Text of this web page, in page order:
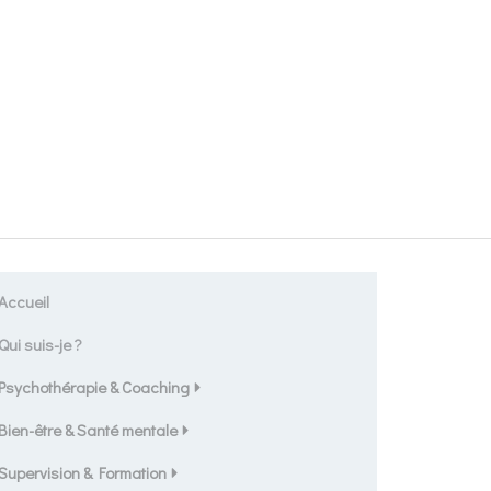
Qui suis-je ?
Psychothérapie & Coaching
Bien-être & Santé mentale
& Formation